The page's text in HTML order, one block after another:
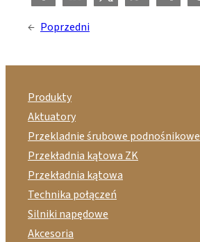
← Poprzedni
Produkty
Aktuatory
Przekladnie śrubowe podnośnikowe
Przekładnia kątowa ZK
Przekładnia kątowa
Technika połączeń
Silniki napędowe
Akcesoria